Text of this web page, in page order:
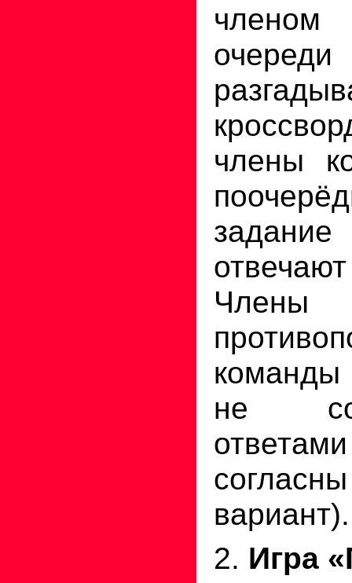
члены
задание
Члены
команды
не
вариант).
2. Игра